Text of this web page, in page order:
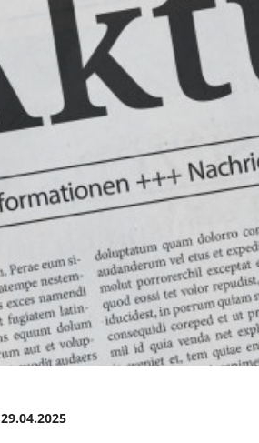
29.04.2025